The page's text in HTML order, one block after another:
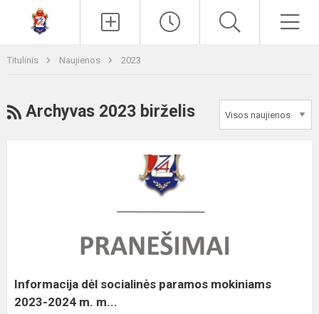
Titulinis Naujienos 2023
RSS
Archyvas 2023 birželis
m.
m...
Informacija dėl socialinės paramos mokiniams
2023-2024 m. m...